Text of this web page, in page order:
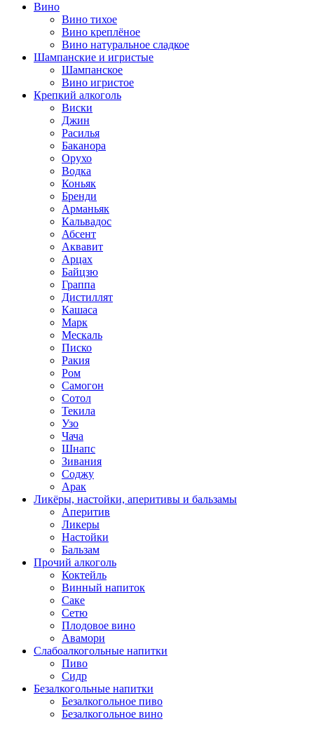
Вино
Вино тихое
Вино креплёное
Вино натуральное сладкое
Шампанские и игристые
Шампанское
Вино игристое
Крепкий алкоголь
Виски
Джин
Расилья
Баканора
Орухо
Водка
Коньяк
Бренди
Арманьяк
Кальвадос
Абсент
Аквавит
Арцах
Байцзю
Граппа
Дистиллят
Кашаса
Марк
Мескаль
Писко
Ракия
Ром
Самогон
Сотол
Текила
Узо
Чача
Шнапс
Зивания
Соджу
Арак
Ликёры, настойки, аперитивы и бальзамы
Аперитив
Ликеры
Настойки
Бальзам
Прочий алкоголь
Коктейль
Винный напиток
Саке
Сетю
Плодовое вино
Авамори
Слабоалкогольные напитки
Пиво
Сидр
Безалкогольные напитки
Безалкогольное пиво
Безалкогольное вино